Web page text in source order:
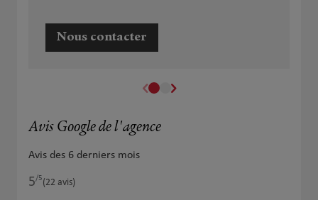
Nous contacter
Avis Google de l'agence
Avis des 6 derniers mois
5/5Note de 5 sur 5
(22 avis)